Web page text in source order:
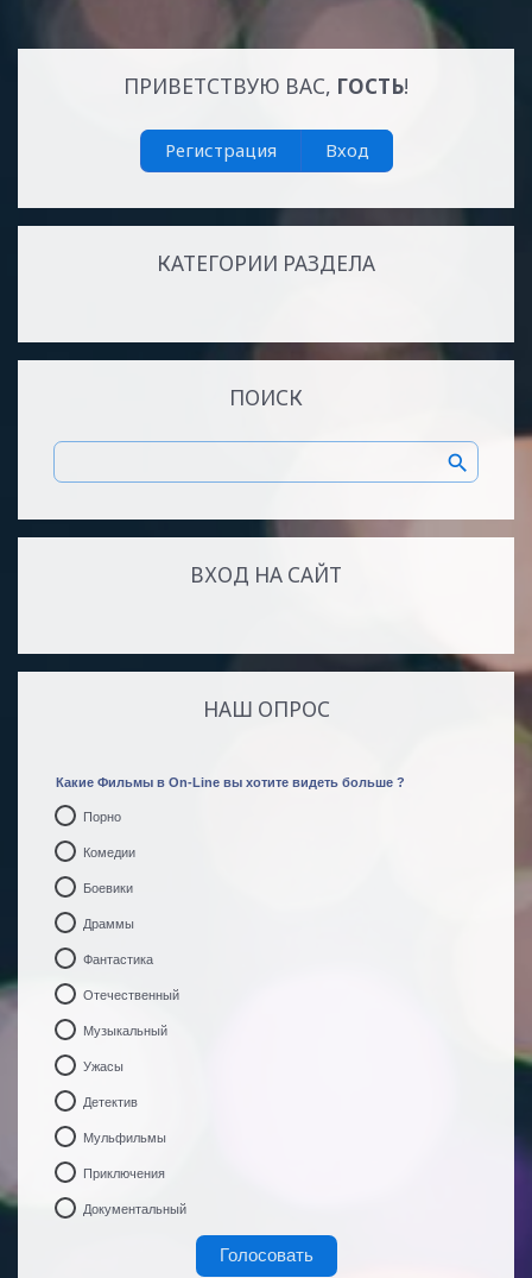
ПРИВЕТСТВУЮ ВАС, ГОСТЬ!
Регистрация Вход
КАТЕГОРИИ РАЗДЕЛА
ПОИСК
ВХОД НА САЙТ
НАШ ОПРОС
Какие Фильмы в On-Line вы хотите видеть больше ?
Порно
Комедии
Боевики
Драммы
Фантастика
Отечественный
Музыкальный
Ужасы
Детектив
Мульфильмы
Приключения
Документальный